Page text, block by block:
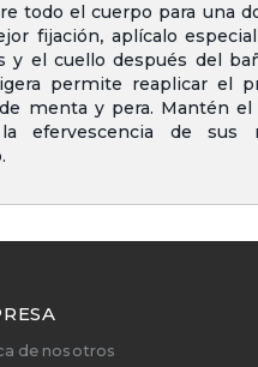
todo el cuerpo para una
fijación, aplícalo
el cuello después del
permite reaplicar el
menta y pera. Mantén
efervescencia de sus
de nosotros